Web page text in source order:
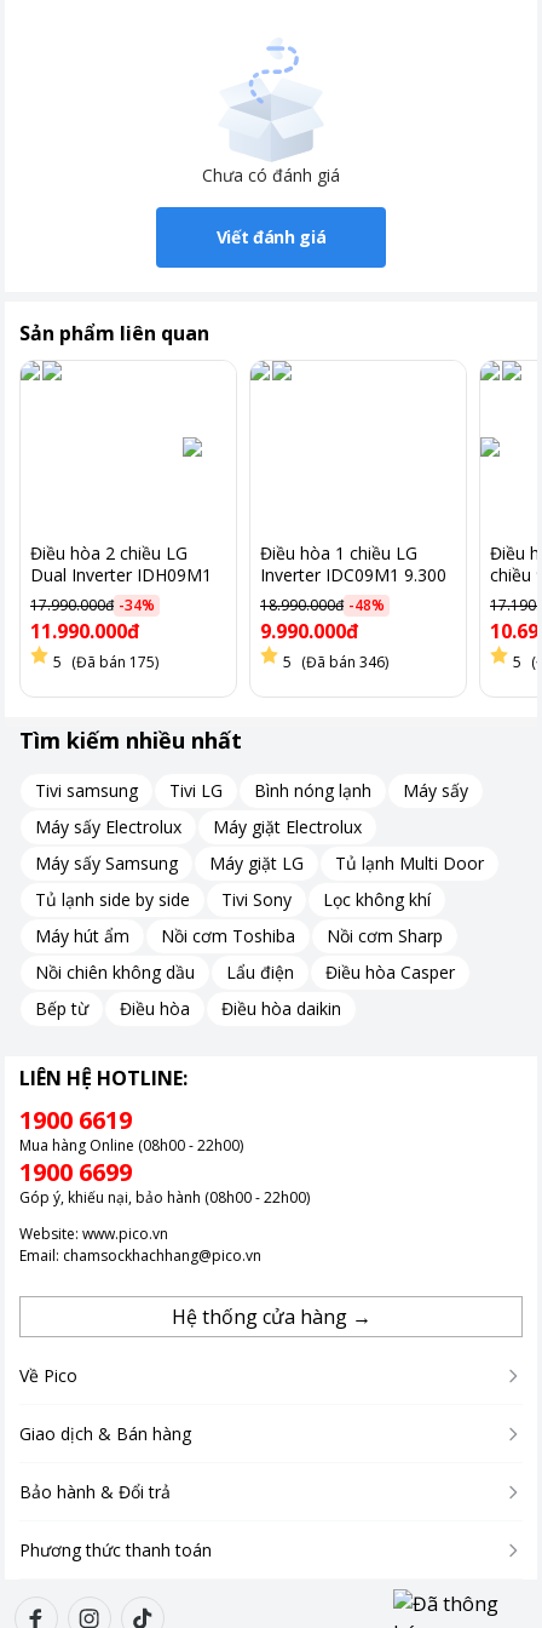
Làm lạnh nhanh trong tích tắc khi
mới bật máy
Chưa có đánh giá
Viết đánh giá
Sản phẩm liên quan
Điều hòa 2 chiều LG
Dual Inverter IDH09M1
9.300BTU
17.990.000đ -34%
11.990.000đ
5 (Đã bán 175)
Điều hòa 1 chiều LG
Inverter IDC09M1 9.300
BTU
18.990.000đ -48%
9.990.000đ
5 (Đã bán 346)
Điều
chiều
5
Tìm kiếm nhiều nhất
Tivi samsung Tivi LG Bình nóng lạnh
Máy sấy
Máy sấy Electrolux
Máy giặt Electrolux
Máy sấy Samsung
Máy giặt LG
Tủ lạnh Multi Door
Tủ lạnh side by side
Tivi Sony
Lọc không khí
Máy hút ẩm
Nồi cơm Toshiba
Nồi cơm Sharp
Nồi chiên không dầu
Lẩu điện
Điều hòa Casper
Bếp từ
Điều hòa Điều hòa daikin
LIÊN HỆ HOTLINE:
1900 6619
Mua hàng Online (08h00 - 22h00)
1900 6699
Góp ý, khiếu nại, bảo hành (08h00 - 22h00)
Website: www.pico.vn
Email: chamsockhachhang@pico.vn
Hệ thống cửa hàng →
Về Pico
Giao dịch & Bán hàng
Bảo hành & Đổi trả
Phương thức thanh toán